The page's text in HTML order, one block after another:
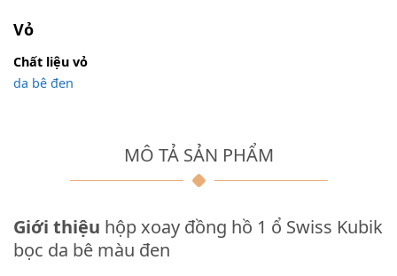
MÔ TẢ SẢN PHẨM
Giới thiệu hộp xoay đồng hồ 1 ổ Swiss Kubik
bọc da bê màu đen
Vỏ
Chất liệu vỏ
da bê đen